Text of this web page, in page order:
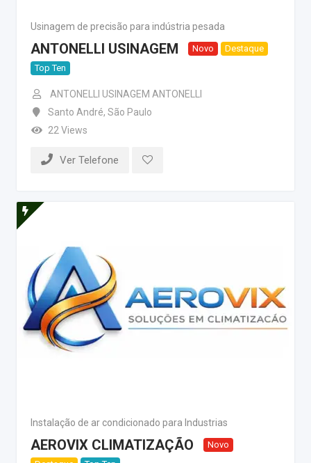
Usinagem de precisão para indústria pesada
ANTONELLI USINAGEM Novo
Destaque
Top Ten
ANTONELLI USINAGEM ANTONELLI
Santo André, São Paulo
22 Views
Ver Telefone
Instalação de ar condicionado para Industrias
AEROVIX CLIMATIZAÇÃO
Novo